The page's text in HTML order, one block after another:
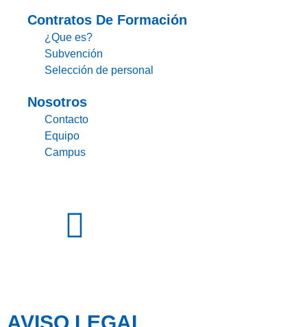
Contratos De Formación
¿Que es?
Subvención
Selección de personal
Nosotros
Contacto
Equipo
Campus
AVISO LEGAL